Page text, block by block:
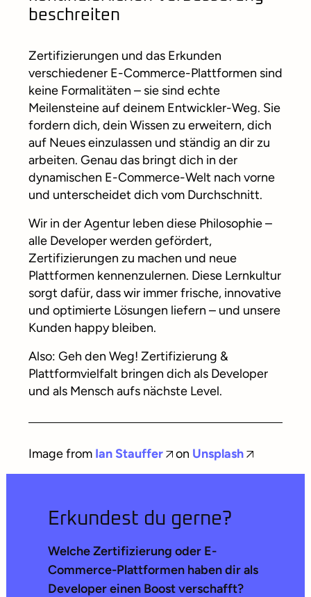
beschreiten
Zertifizierungen und das Erkunden
verschiedener E-Commerce-Plattformen sind
keine Formalitäten – sie sind echte
Meilensteine auf deinem Entwickler-Weg. Sie
fordern dich, dein Wissen zu erweitern, dich
auf Neues einzulassen und ständig an dir zu
arbeiten. Genau das bringt dich in der
dynamischen E-Commerce-Welt nach vorne
und unterscheidet dich vom Durchschnitt.
Wir in der Agentur leben diese Philosophie –
alle Developer werden gefördert,
Zertifizierungen zu machen und neue
Plattformen kennenzulernen. Diese Lernkultur
sorgt dafür, dass wir immer frische, innovative
und optimierte Lösungen liefern – und unsere
Kunden happy bleiben.
Also: Geh den Weg! Zertifizierung &
Plattformvielfalt bringen dich als Developer
und als Mensch aufs nächste Level.
Image from Ian Stauffer on Unsplash
Erkundest du gerne?
Welche Zertifizierung oder E-
Commerce-Plattformen haben dir als
Developer einen Boost verschafft?